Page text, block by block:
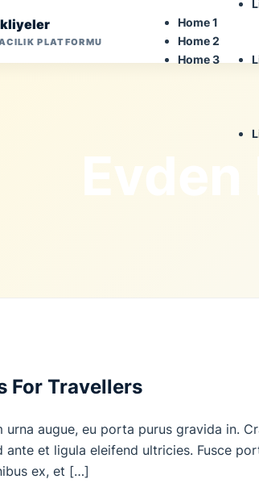
PLATFORMU
Home 1
Home 2
Home 3
Evden
For Travellers
urna augue, eu porta purus gravida in.
ante et ligula eleifend ultricies. Fusce
ex, et […]